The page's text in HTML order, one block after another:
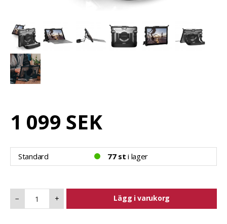
1 099 SEK
Standard 77 st i lager
− + Lägg i varukorg